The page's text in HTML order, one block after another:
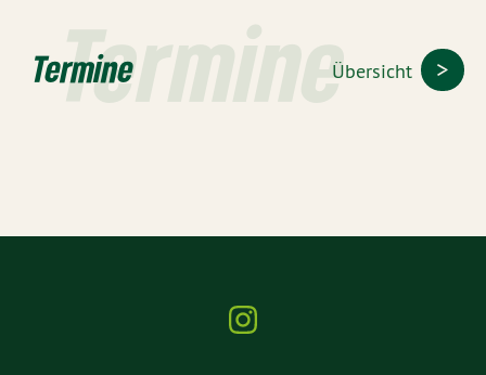
Termine
TermineÜbersicht